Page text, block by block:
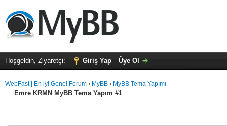
Hoşgeldin, Ziyaretçi: Giriş Yap Üye Ol
WebFast | En iyi Genel Forum › MyBB › MyBB Tema Yapımı
Emre KRMN MyBB Tema Yapım #1